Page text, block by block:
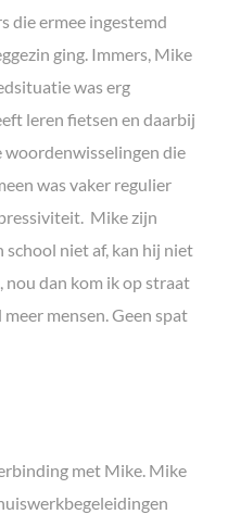
die ermee ingestemd
ging. Immers, Mike
was erg
leren fietsen en daarbij
woordenwisselingen die
was vaker regulier
Mike zijn
school niet af, kan hij niet
nou dan kom ik op straat
mensen. Geen spat
met Mike. Mike